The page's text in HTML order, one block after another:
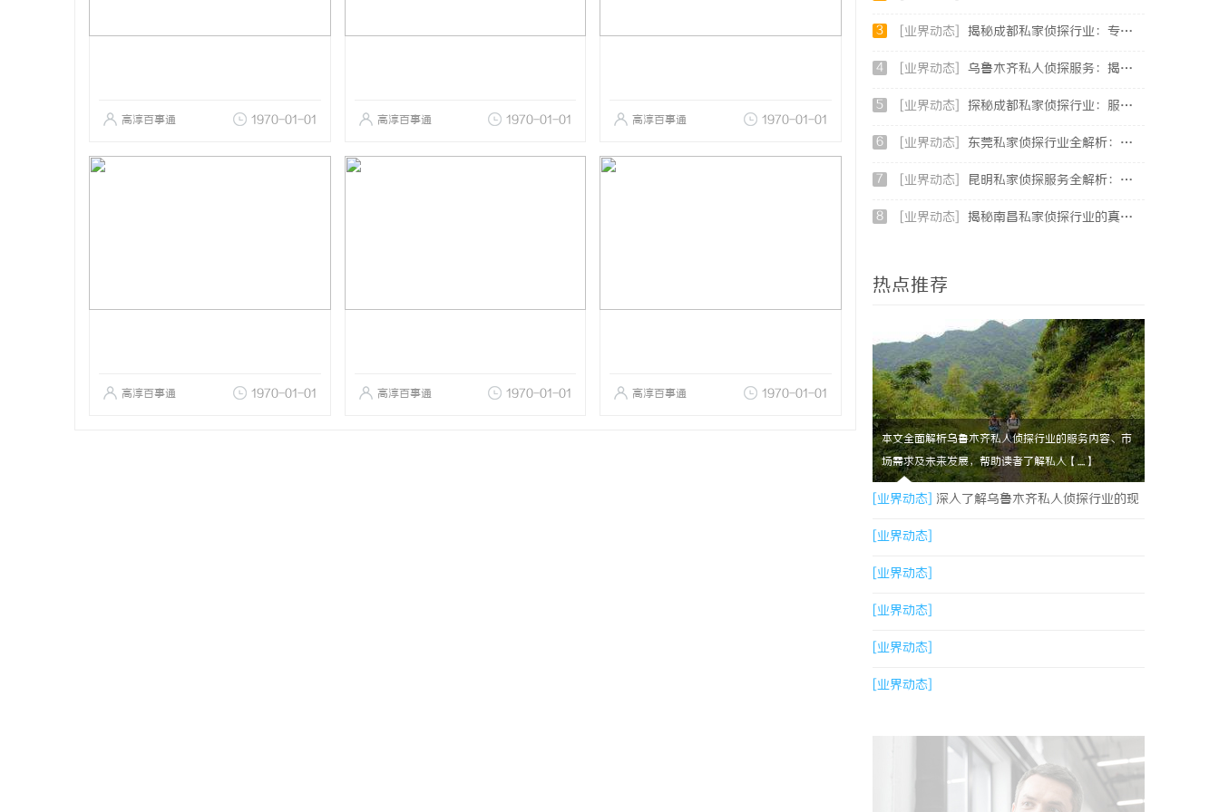
高淳百事通 1970-01-01 高淳百事通 1970-01-01 高淳百事通 1970-01-01
高淳百事通 1970-01-01 高淳百事通 1970-01-01 高淳百事通 1970-01-01
3 [业界动态] 揭秘成都私家侦探行业：专业服务与法律边界解析
4 [业界动态] 乌鲁木齐私人侦探服务：揭秘专业调查背后的故事与应用
5 [业界动态] 探秘成都私家侦探行业：服务、案例与市场现状全面解析
6 [业界动态] 东莞私家侦探行业全解析：服务内容与法律边界详解
7 [业界动态] 昆明私家侦探服务全解析：专业侦查助您解决疑难问题
8 [业界动态] 揭秘南昌私家侦探行业的真实面貌与服务价值详解
热点推荐
本文全面解析乌鲁木齐私人侦探行业的服务内容、市
场需求及未来发展，帮助读者了解私人【....】
[业界动态] 深入了解乌鲁木齐私人侦探行业的现
状与发展趋势
[业界动态]
[业界动态]
[业界动态]
[业界动态]
[业界动态]